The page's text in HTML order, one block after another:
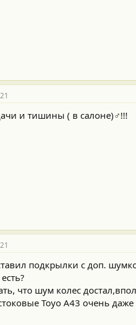
и тишины ( в салоне)‍♂️!!!
подкрылки с доп.
что шум колес
Toyo A43 очень